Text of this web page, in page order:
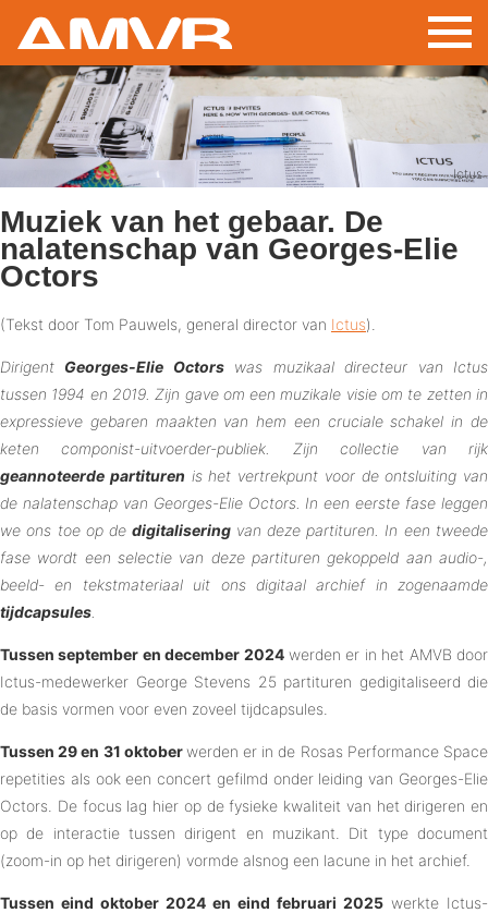
Overslaan
naar
inhoud
gaan
Ictus
Muziek van het gebaar. De
nalatenschap van Georges-Elie
Octors
(Tekst door Tom Pauwels, general director van Ictus).
Dirigent Georges-Elie Octorswas muzikaal directeur van Ictus
tussen 1994 en 2019. Zijn gave om een muzikale visie om te zetten in
expressieve gebaren maakten van hem een cruciale schakel in de
keten componist-uitvoerder-publiek. Zijn collectie van rijk
geannoteerde partituren is het vertrekpunt voor de ontsluiting van
de nalatenschap van Georges-Elie Octors. In een eerste fase leggen
we ons toe op dedigitalisering van deze partituren. In een tweede
fase wordt een selectie van deze partituren gekoppeld aan audio-,
beeld- en tekstmateriaal uit ons digitaal archief in zogenaamde
tijdcapsules
Tussen september en december 2024werden er in het AMVB door
Ictus-medewerker George Stevens 25 partituren gedigitaliseerd die
de basis vormen voor even zoveel tijdcapsules.
Tussen 29 en 31 oktoberwerden er in de Rosas Performance Space
repetities als ook een concert gefilmd onder leiding van Georges-Elie
Octors. De focus lag hier op de fysieke kwaliteit van het dirigeren en
op de interactie tussen dirigent en muzikant. Dit type document
(zoom-in op het dirigeren) vormde alsnog een lacune in het archief.
Tussen eind oktober 2024 en eind februari 2025 werkte Ictus-